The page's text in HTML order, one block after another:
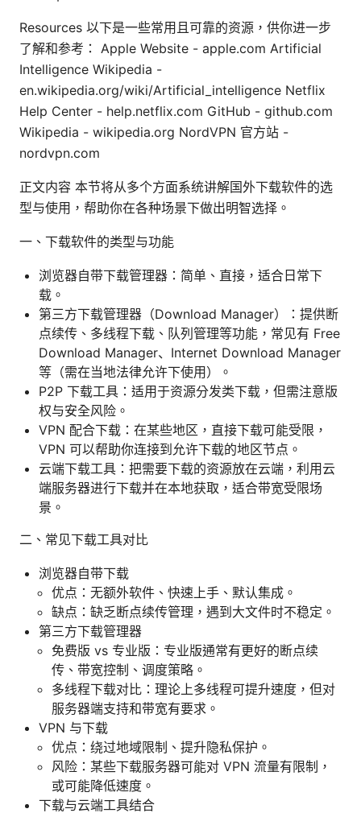
Resources 以下是一些常用且可靠的资源，供你进一步
了解和参考： Apple Website - apple.com Artificial
Intelligence Wikipedia -
en.wikipedia.org/wiki/Artificial_intelligence Netflix
Help Center - help.netflix.com GitHub - github.com
Wikipedia - wikipedia.org NordVPN 官方站 -
nordvpn.com
正文内容 本节将从多个方面系统讲解国外下载软件的选
型与使用，帮助你在各种场景下做出明智选择。
一、下载软件的类型与功能
浏览器自带下载管理器：简单、直接，适合日常下
载。
第三方下载管理器（Download Manager）：提供断
点续传、多线程下载、队列管理等功能，常见有 Free
Download Manager、Internet Download Manager
等（需在当地法律允许下使用）。
P2P 下载工具：适用于资源分发类下载，但需注意版
权与安全风险。
VPN 配合下载：在某些地区，直接下载可能受限，
VPN 可以帮助你连接到允许下载的地区节点。
云端下载工具：把需要下载的资源放在云端，利用云
端服务器进行下载并在本地获取，适合带宽受限场
景。
二、常见下载工具对比
浏览器自带下载
优点：无额外软件、快速上手、默认集成。
缺点：缺乏断点续传管理，遇到大文件时不稳定。
第三方下载管理器
免费版 vs 专业版：专业版通常有更好的断点续
传、带宽控制、调度策略。
多线程下载对比：理论上多线程可提升速度，但对
服务器端支持和带宽有要求。
VPN 与下载
优点：绕过地域限制、提升隐私保护。
风险：某些下载服务器可能对 VPN 流量有限制，
或可能降低速度。
下载与云端工具结合